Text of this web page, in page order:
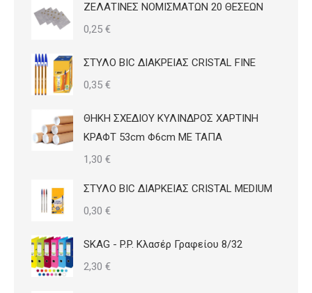
ΖΕΛΑΤΙΝΕΣ ΝΟΜΙΣΜΑΤΩΝ 20 ΘΕΣΕΩΝ
0,25 €
ΣΤΥΛΟ BIC ΔΙΑΚΡΕΙΑΣ CRISTAL FINE
0,35 €
ΘΗΚΗ ΣΧΕΔΙΟΥ ΚΥΛΙΝΔΡΟΣ ΧΑΡΤΙΝΗ
ΚΡΑΦΤ 53cm Φ6cm ΜΕ ΤΑΠΑ
1,30 €
ΣΤΥΛΟ BIC ΔΙΑΡΚΕΙΑΣ CRISTAL MEDIUM
0,30 €
SKAG - P.P. Κλασέρ Γραφείου 8/32
2,30 €